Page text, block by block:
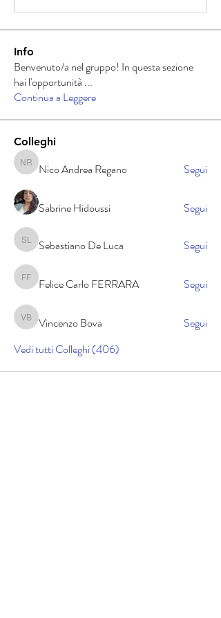
Info
Benvenuto/a nel gruppo! In questa sezione
hai l'opportunità ...
Continua a Leggere
Colleghi
Nico Andrea Regano
Nico Andrea Regano Segui
Sabrine Hidoussi Segui
Sebastiano De Luca
Sebastiano De Luca Segui
Felice Carlo FERRARA
Felice Carlo FERRARA Segui
Vincenzo Bova
Vincenzo Bova
Segui
Vedi tutti Colleghi (406)